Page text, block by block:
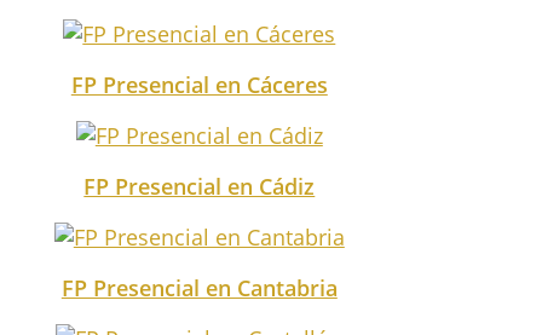
FP Presencial en Cáceres
FP Presencial en Cádiz
FP Presencial en Cantabria